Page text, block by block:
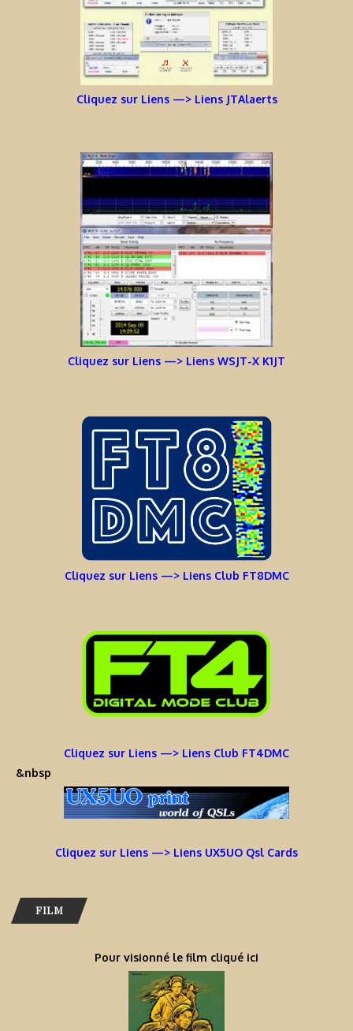
Cliquez sur Liens —> Liens JTAlaerts
Cliquez sur Liens —> Liens WSJT-X K1JT
Cliquez sur Liens —> Liens Club FT8DMC
Cliquez sur Liens —> Liens Club FT4DMC
&nbsp
Cliquez sur Liens —> Liens UX5UO Qsl Cards
FILM
Pour visionné le film cliqué ici